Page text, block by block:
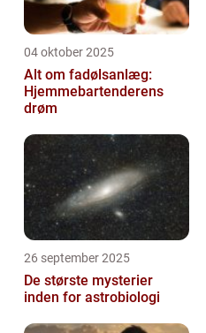
04 oktober 2025
Alt om fadølsanlæg:
Hjemmebartenderens
drøm
26 september 2025
De største mysterier
inden for astrobiologi